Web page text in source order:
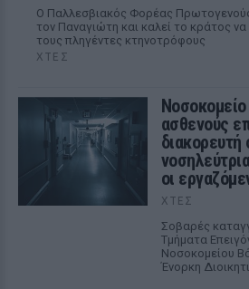
Ο Παλλεσβιακός Φορέας
τον Παναγιώτη και καλεί το κράτος να
τους πληγέντες κτηνοτρόφους
ΧΤΕΣ
ασθενούς
διακορευτή
οι
ΧΤΕΣ
Σοβαρές
Τμήματα
Νοσοκομείου
Ένορκη